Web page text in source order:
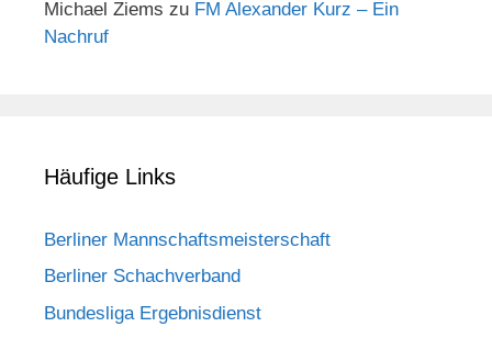
Michael Ziems zu FM Alexander Kurz – Ein
Nachruf
Häufige Links
Berliner Mannschaftsmeisterschaft
Berliner Schachverband
Bundesliga Ergebnisdienst